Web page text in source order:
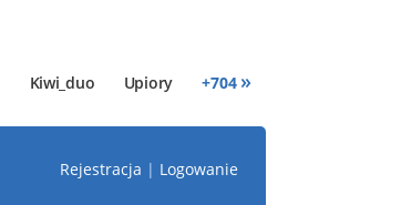
Kiwi_duo Upiory +704 »
Rejestracja | Logowanie